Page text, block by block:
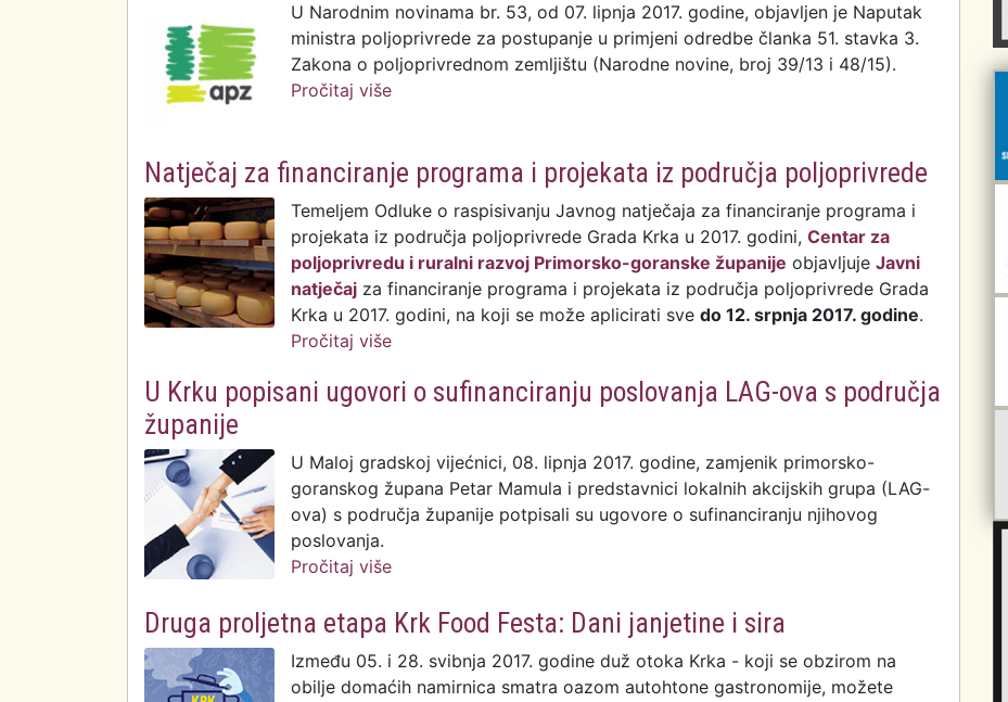
U Narodnim novinama br. 53, od 07. lipnja 2017. godine, objavljen je Naputak
ministra poljoprivrede za postupanje u primjeni odredbe članka 51. stavka 3.
Zakona o poljoprivrednom zemljištu (Narodne novine, broj 39/13 i 48/15).
Pročitaj više
Natječaj za financiranje programa i projekata iz područja poljoprivrede
Temeljem Odluke o raspisivanju Javnog natječaja za financiranje programa i
projekata iz područja poljoprivrede Grada Krka u 2017. godini, Centar za
poljoprivredu i ruralni razvoj Primorsko-goranske županije objavljuje Javni
natječaj za financiranje programa i projekata iz područja poljoprivrede Grada
Krka u 2017. godini, na koji se može aplicirati sve do 12. srpnja 2017. godine.
Pročitaj više
U Krku popisani ugovori o sufinanciranju poslovanja LAG-ova s područja
županije
U Maloj gradskoj vijećnici, 08. lipnja 2017. godine, zamjenik primorsko-
goranskog župana Petar Mamula i predstavnici lokalnih akcijskih grupa (LAG-
ova) s područja županije potpisali su ugovore o sufinanciranju njihovog
poslovanja.
Pročitaj više
Druga proljetna etapa Krk Food Festa: Dani janjetine i sira
Između 05. i 28. svibnja 2017. godine duž otoka Krka - koji se obzirom na
obilje domaćih namirnica smatra oazom autohtone gastronomije, možete